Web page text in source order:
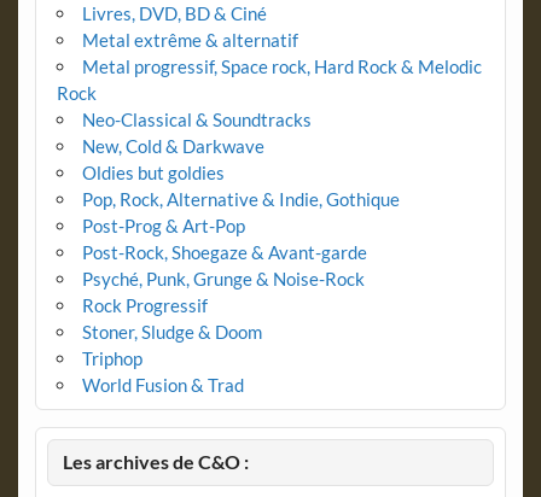
Livres, DVD, BD & Ciné
Metal extrême & alternatif
Metal progressif, Space rock, Hard Rock & Melodic
Rock
Neo-Classical & Soundtracks
New, Cold & Darkwave
Oldies but goldies
Pop, Rock, Alternative & Indie, Gothique
Post-Prog & Art-Pop
Post-Rock, Shoegaze & Avant-garde
Psyché, Punk, Grunge & Noise-Rock
Rock Progressif
Stoner, Sludge & Doom
Triphop
World Fusion & Trad
Les archives de C&O :